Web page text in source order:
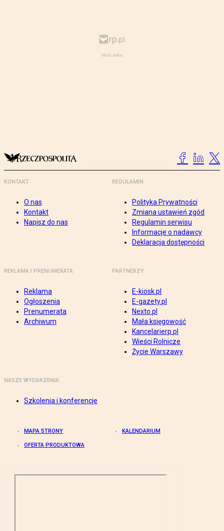
KONTAKT
O nas
Kontakt
Napisz do nas
REGULAMIN
Polityka Prywatności
Zmiana ustawień zgód
Regulamin serwisu
Informacje o nadawcy
Deklaracja dostępności
REKLAMA I PRENUMERATA
Reklama
Ogłoszenia
Prenumerata
Archiwum
PARTNERZY
E-kiosk.pl
E-gazety.pl
Nexto.pl
Mała księgowość
Kancelarierp.pl
Wieści Rolnicze
Życie Warszawy
NASZE WYDARZENIA
Szkolenia i konferencje
MAPA STRONY KALENDARIUM
OFERTA PRODUKTOWA